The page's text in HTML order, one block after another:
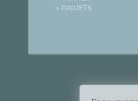
> PROJETS